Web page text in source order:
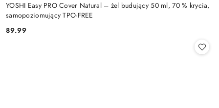
YOSHI Easy PRO Cover Natural – żel budujący 50 ml, 70 % krycia,
samopoziomujący TPO-FREE
Cena:
89.99